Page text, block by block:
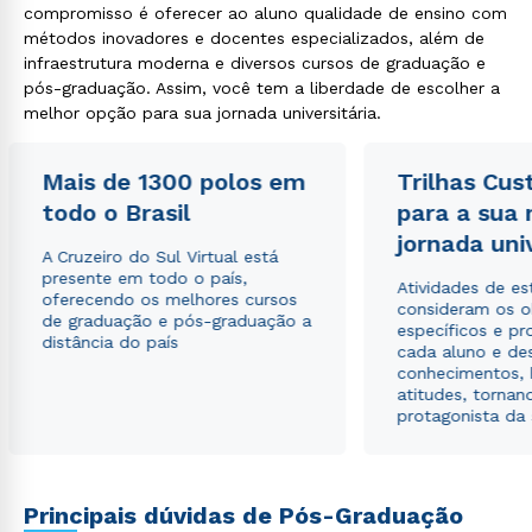
compromisso é oferecer ao aluno qualidade de ensino com
métodos inovadores e docentes especializados, além de
infraestrutura moderna e diversos cursos de graduação e
pós-graduação. Assim, você tem a liberdade de escolher a
melhor opção para sua jornada universitária.
Mais de 1300 polos em
todo o Brasil
A Cruzeiro do Sul Virtual está
presente em todo o país,
oferecendo os melhores cursos
de graduação e pós-graduação a
distância do país
Trilhas
para a sua
jornada
Atividades de
consideram os
específicos e
cada aluno e
conhecimentos,
atitudes,
protagonista da
Principais dúvidas de Pós-Graduação
ou
Política de Privacidade.e
autorizo que meus dados sejam utilizados para o